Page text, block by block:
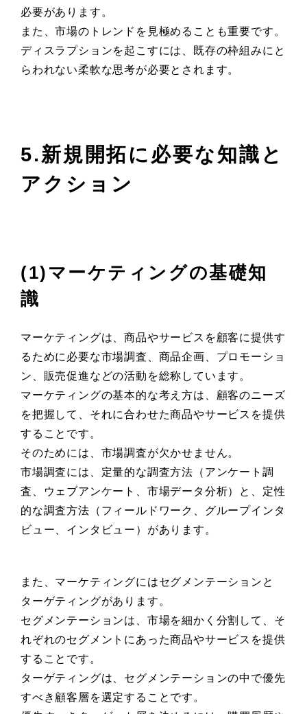
必要があります。
また、市場のトレンドを見極めることも重要です。
ディスラプションを起こすには、既存の枠組みにと
らわれない柔軟な思考が必要とされます。
5.新規開拓に必要な知識と
アクション
(1)マーケティングの基礎知
識
マーケティングは、商品やサービスを顧客に提供す
るために必要な市場調査、商品企画、プロモーショ
ン、販売促進などの活動を総称しています。
マーケティングの基本的な考え方は、顧客のニーズ
を把握して、それに合わせた商品やサービスを提供
することです。
そのためには、市場調査が欠かせません。
市場調査には、定量的な調査方法（アンケート調
査、ウェブアンケート、市場データ分析）と、定性
的な調査方法（フィールドワーク、グループインタ
ビュー、インタビュー）があります。
また、マーケティングにはセグメンテーションと
ターゲティングがあります。
セグメンテーションは、市場を細かく分割して、そ
れぞれのセグメントにあった商品やサービスを提供
することです。
ターゲティングは、セグメンテーションの中で優先
すべき顧客層を選定することです。